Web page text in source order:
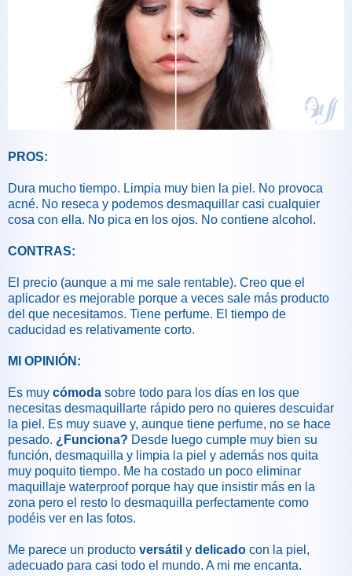
PROS:
Dura mucho tiempo. Limpia muy bien la piel. No provoca
acné. No reseca y podemos desmaquillar casi cualquier
cosa con ella. No pica en los ojos. No contiene alcohol.
CONTRAS:
El precio (aunque a mi me sale rentable). Creo que el
aplicador es mejorable porque a veces sale más producto
del que necesitamos. Tiene perfume. El tiempo de
caducidad es relativamente corto.
MI OPINIÓN:
Es muy cómoda sobre todo para los días en los que
necesitas desmaquillarte rápido pero no quieres descuidar
la piel. Es muy suave y, aunque tiene perfume, no se hace
pesado. ¿Funciona? Desde luego cumple muy bien su
función, desmaquilla y limpia la piel y además nos quita
muy poquito tiempo. Me ha costado un poco eliminar
maquillaje waterproof porque hay que insistir más en la
zona pero el resto lo desmaquilla perfectamente como
podéis ver en las fotos.
Me parece un producto versátil y delicado con la piel,
adecuado para casi todo el mundo. A mi me encanta.